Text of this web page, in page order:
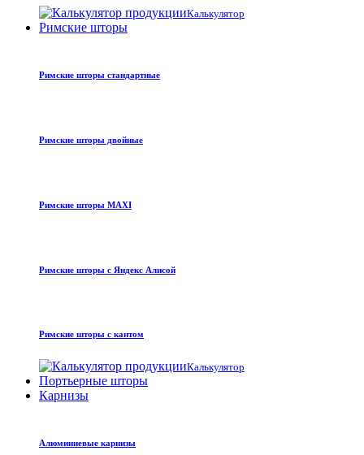
Калькулятор
Римские шторы
Римские шторы стандартные
Римские шторы двойные
Римские шторы MAXI
Римские шторы с Яндекс Алисой
Римские шторы с кантом
Калькулятор
Портьерные шторы
Карнизы
Алюминиевые карнизы